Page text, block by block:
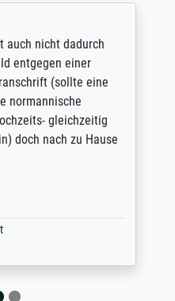
nicht dadurch
einer
(sollte eine
gleichzeitig
nach zu Hause